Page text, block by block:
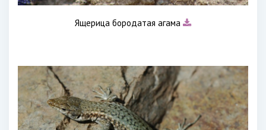
Ящерица бородатая агама